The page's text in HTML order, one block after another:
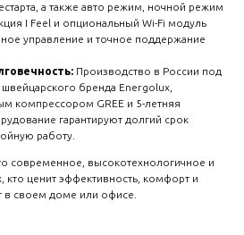
а также авто режим, ночной режим
I Feel и опциональный Wi-Fi модуль
управление и точное поддержание
Производство в России под
бренда Energolux,
компрессором GREE и 5-летняя
гарантируют долгий срок
работу.
современное, высокотехнологичное и
кто ценит эффективность, комфорт и
в своем доме или офисе.